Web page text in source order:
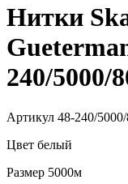
Нитки
240/5000/
Артикул 48-240/
Цвет белый
Размер 5000м